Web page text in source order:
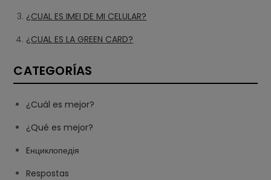
¿CUAL ES IMEI DE MI CELULAR?
¿CUAL ES LA GREEN CARD?
CATEGORÍAS
¿Cuál es mejor?
¿Qué es mejor?
Eнциклопедія
Respostas